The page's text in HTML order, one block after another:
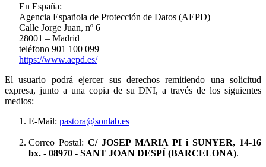
En España:
Agencia Española de Protección de Datos (AEPD)
Calle Jorge Juan, nº 6
28001 – Madrid
teléfono 901 100 099
https://www.aepd.es/
El usuario podrá ejercer sus derechos remitiendo una solicitud
expresa, junto a una copia de su DNI, a través de los siguientes
medios:
E-Mail: pastora@sonlab.es
Correo Postal: C/ JOSEP MARIA PI i SUNYER, 14-16
bx. - 08970 - SANT JOAN DESPÍ (BARCELONA).